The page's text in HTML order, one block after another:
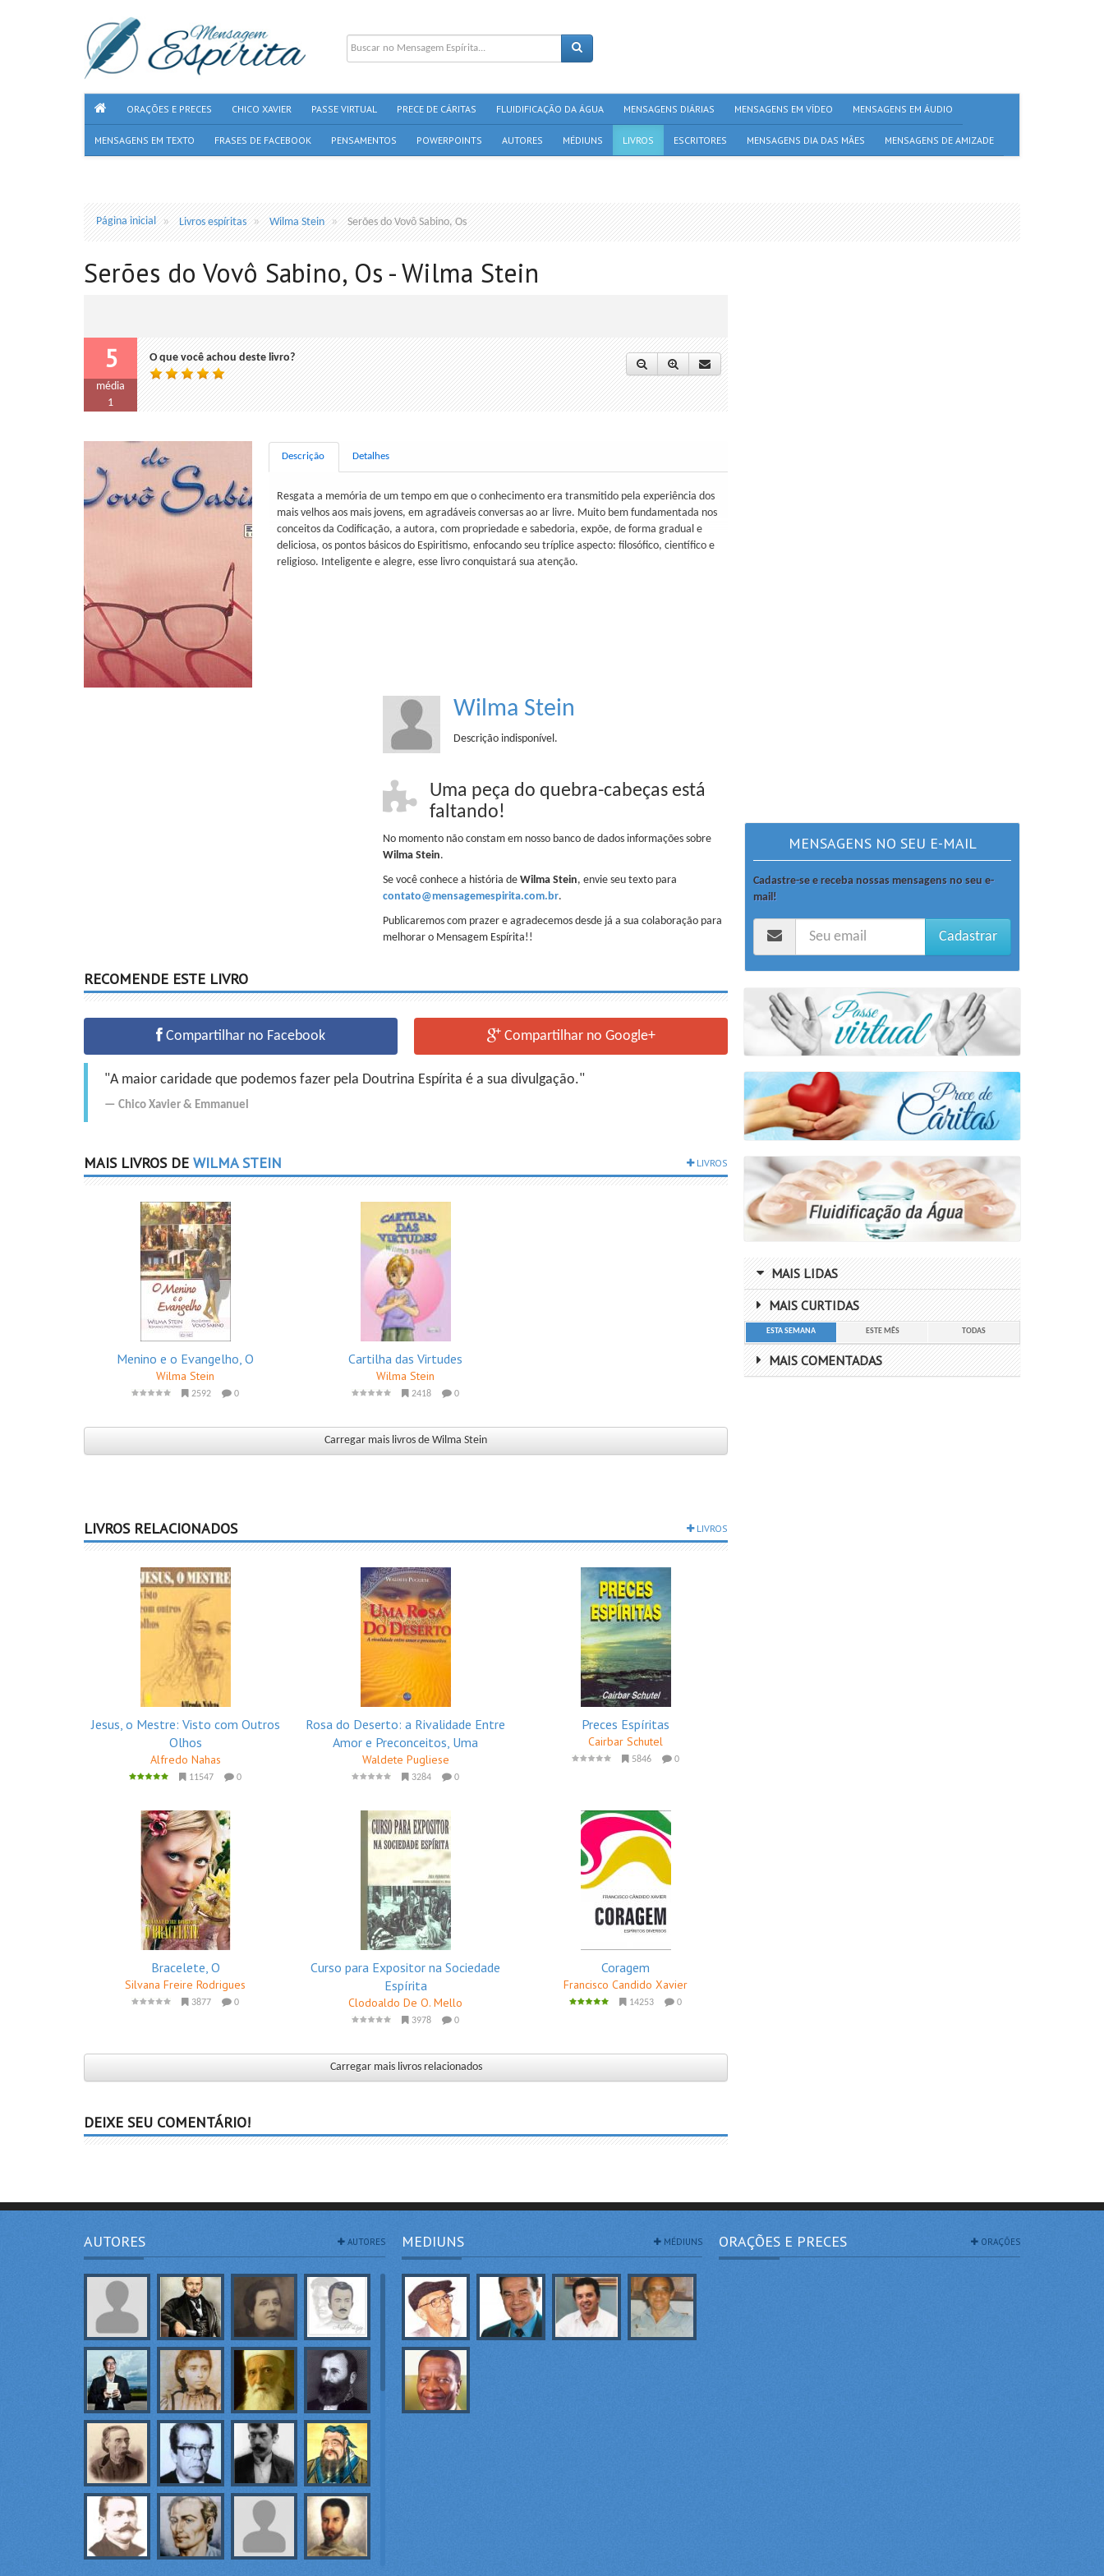
ORAÇÕES E PRECES CHICO XAVIER PASSE VIRTUAL PRECE DE CÁRITAS FLUIDIFICAÇÃO DA ÁGUA MENSAGENS DIÁRIAS MENSAGENS EM VÍDEO MENSAGENS EM ÁUDIO
MENSAGENS EM TEXTO FRASES DE FACEBOOK PENSAMENTOS POWERPOINTS AUTORES MÉDIUNS LIVROS ESCRITORES MENSAGENS DIA DAS MÃES MENSAGENS DE AMIZADE
Página inicial Livros espíritas Wilma Stein Serões do Vovô Sabino, Os
Serões do Vovô Sabino, Os - Wilma Stein
5
média
1
O que você achou deste livro?
Descrição Detalhes
Resgata a memória de um tempo em que o conhecimento era transmitido pela experiência dos
mais velhos aos mais jovens, em agradáveis conversas ao ar livre. Muito bem fundamentada nos
conceitos da Codificação, a autora, com propriedade e sabedoria, expõe, de forma gradual e
deliciosa, os pontos básicos do Espiritismo, enfocando seu tríplice aspecto: filosófico, científico e
religioso. Inteligente e alegre, esse livro conquistará sua atenção.
Wilma Stein
Descrição indisponível.
Uma peça do quebra-cabeças está
faltando!
No momento não constam em nosso banco de dados informações sobre
Wilma Stein.
Se você conhece a história de Wilma Stein, envie seu texto para
contato@mensagemespirita.com.br.
Publicaremos com prazer e agradecemos desde já a sua colaboração para
melhorar o Mensagem Espírita!!
RECOMENDE ESTE LIVRO
Compartilhar no Facebook Compartilhar no Google+
"A maior caridade que podemos fazer pela Doutrina Espírita é a sua divulgação."
Chico Xavier & Emmanuel
MAIS LIVROS DE WILMA STEIN LIVROS
Menino e o Evangelho, O
Wilma Stein
2592 0
Cartilha das Virtudes
Wilma Stein
2418 0
Carregar mais livros de Wilma Stein
LIVROS RELACIONADOS LIVROS
Jesus, o Mestre: Visto com Outros
Olhos
Alfredo Nahas
11547 0
Rosa do Deserto: a Rivalidade Entre
Amor e Preconceitos, Uma
Waldete Pugliese
3284 0
Preces Espíritas
Cairbar Schutel
5846 0
Bracelete, O
Silvana Freire Rodrigues
3877 0
Curso para Expositor na Sociedade
Espírita
Clodoaldo De O. Mello
3978 0
Coragem
Francisco Candido Xavier
14253 0
Carregar mais livros relacionados
DEIXE SEU COMENTÁRIO!
MENSAGENS NO SEU E-MAIL
Cadastre-se e receba nossas mensagens no seu e-
mail!
Cadastrar
MAIS LIDAS
MAIS CURTIDAS
ESTA SEMANA ESTE MÊS TODAS
MAIS COMENTADAS
AUTORES AUTORES MEDIUNS MÉDIUNS ORAÇÕES E PRECES ORAÇÕES